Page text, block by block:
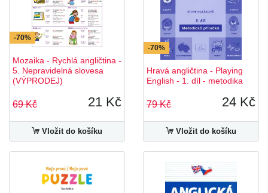
-70%
Mozaika - Rychlá angličtina -
5. Nepravidelná slovesa
(VÝPRODEJ)
69 Kč 21 Kč
Vložit do košíku
-70%
Hravá angličtina - Playing
English - 1. díl - metodika
79 Kč 24 Kč
Vložit do košíku